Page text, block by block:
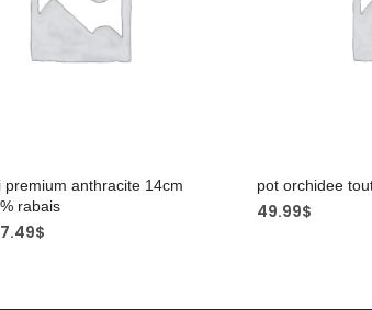
premium anthracite 14cm
rabais
$
pot orchidee
49.99$